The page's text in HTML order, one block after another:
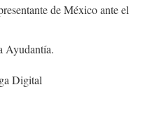
de México ante el
Ayudantía.
Digital